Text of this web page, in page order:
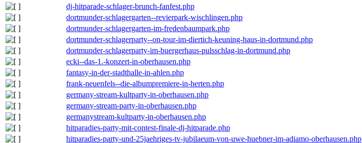
dj-hitparade-schlager-brunch-fanfest.php
dortmunder-schlagergarten--revierpark-wischlingen.php
dortmunder-schlagergarten-im-fredenbaumpark.php
dortmunder-schlagerparty--on-tour-im-diertich-keuning-haus-in-dortmund.php
dortmunder-schlagerparty-im-buergerhaus-pulsschlag-in-dortmund.php
ecki--das-1.-konzert-in-oberhausen.php
fantasy-in-der-stadthalle-in-ahlen.php
frank-neuenfels--die-albumpremiere-in-herten.php
germany-stream-kultparty-in-oberhausen.php
germany-stream-party-in-oberhausen.php
germanystream-kultparty-in-oberhausen.php
hitparadies-party-mit-contest-finale-dj-hitparade.php
hitparadies-party-und-25jaehriges-tv-jubilaeum-von-uwe-huebner-im-adiamo-oberhausen.php